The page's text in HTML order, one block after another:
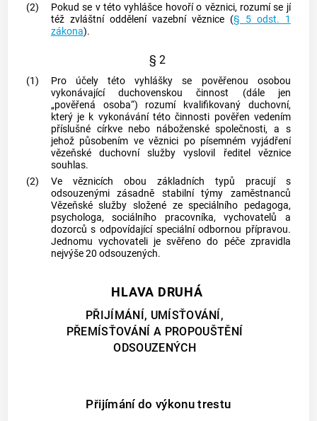
(2)
Pokud se v této vyhlášce hovoří o věznici, rozumí se jí
též zvláštní oddělení vazební věznice (§ 5 odst. 1
zákona).
§ 2
(1)
Pro účely této vyhlášky se pověřenou osobou
vykonávající duchovenskou činnost (dále jen
„pověřená osoba“) rozumí kvalifikovaný duchovní,
který je k vykonávání této činnosti pověřen vedením
příslušné církve nebo náboženské společnosti, a s
jehož působením ve věznici po písemném vyjádření
vězeňské duchovní služby vyslovil ředitel věznice
souhlas.
(2)
Ve věznicích obou základních typů pracují s
odsouzenými zásadně stabilní týmy zaměstnanců
Vězeňské služby složené ze speciálního pedagoga,
psychologa, sociálního pracovníka, vychovatelů a
dozorců s odpovídající speciální odbornou přípravou.
Jednomu vychovateli je svěřeno do péče zpravidla
nejvýše 20 odsouzených.
HLAVA DRUHÁ
PŘIJÍMÁNÍ, UMÍSŤOVÁNÍ,
PŘEMÍSŤOVÁNÍ A PROPOUŠTĚNÍ
ODSOUZENÝCH
Přijímání do výkonu trestu